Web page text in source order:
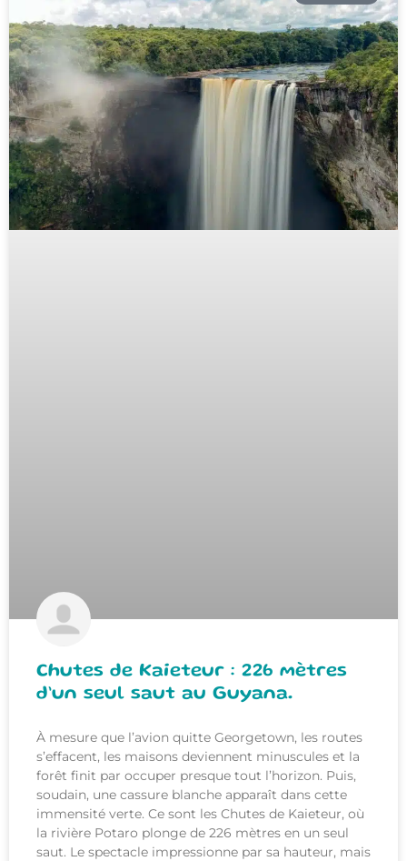
Chutes de Kaieteur : 226 mètres
d’un seul saut au Guyana.
À mesure que l’avion quitte Georgetown, les routes
s’effacent, les maisons deviennent minuscules et la
forêt finit par occuper presque tout l’horizon. Puis,
soudain, une cassure blanche apparaît dans cette
immensité verte. Ce sont les Chutes de Kaieteur, où
la rivière Potaro plonge de 226 mètres en un seul
saut. Le spectacle impressionne par sa hauteur, mais